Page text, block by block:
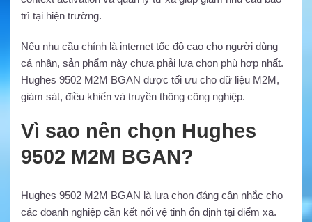
trì tại hiện trường.
Nếu nhu cầu chính là internet tốc độ cao cho người dùng
cá nhân, sản phẩm này chưa phải lựa chọn phù hợp nhất.
Hughes 9502 M2M BGAN được tối ưu cho dữ liệu M2M,
giám sát, điều khiển và truyền thông công nghiệp.
Vì sao nên chọn Hughes
9502 M2M BGAN?
Hughes 9502 M2M BGAN là lựa chọn đáng cân nhắc cho
các doanh nghiệp cần kết nối vệ tinh ổn định tại điểm xa.